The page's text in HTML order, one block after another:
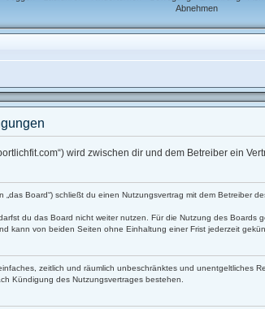
Abnehmen
wird zwischen dir und dem Betreiber ein
„das Board“) schließt du einen Nutzungsvertrag mit dem Betreiber
du das Board nicht weiter nutzen. Für die Nutzung des Boards
kann von beiden Seiten ohne Einhaltung einer Frist jederzeit
zeitlich und räumlich unbeschränktes und unentgeltliches
Kündigung des Nutzungsvertrages bestehen.